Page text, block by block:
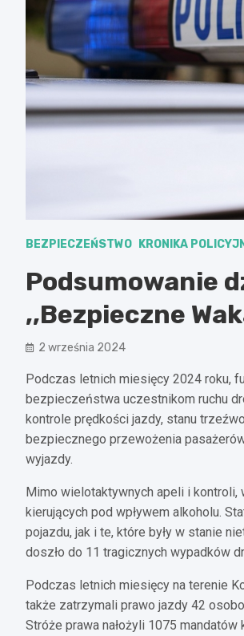
BEZPIECZEŃSTWO KRONIKA
Podsumowanie
,,Bezpieczne
2 września 2024
Podczas letnich miesięcy 2024 roku,
bezpieczeństwa uczestnikom ruchu
kontrole prędkości jazdy, stanu
bezpiecznego przewożenia
wyjazdy.
Mimo wielotaktywnych apeli i
kierujących pod wpływem alkoholu.
pojazdu, jak i te, które były w stanie
doszło do 11 tragicznych wypadków
Podczas letnich miesięcy na terenie
także zatrzymali prawo jazdy 42
Stróże prawa nałożyli 1075